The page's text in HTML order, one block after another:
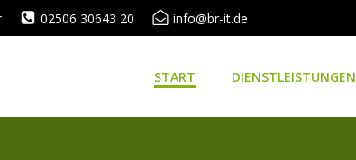
02506 30643 20 info@br-it.de
START DIENSTLEISTUNGEN